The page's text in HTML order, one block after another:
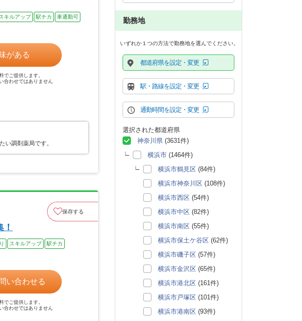
キルアップ 駅チカ
車通勤可
がある
でご提供します。
合わせではありません
い調剤薬局です。
保存する
スキルアップ
駅チカ
い合わせる
でご提供します。
合わせではありません
勤務地
いずれか１つの方法で勤務地を選んでください。
都道府県を設定・変更
駅・路線を設定・変更
通勤時間を設定・変更
選択された都道府県
神奈川県 (3631件)
横浜市 (1464件)
横浜市鶴見区 (84件)
横浜市神奈川区 (108件)
横浜市西区 (54件)
横浜市中区 (82件)
横浜市南区 (55件)
横浜市保土ケ谷区 (62件)
横浜市磯子区 (57件)
横浜市金沢区 (65件)
横浜市港北区 (161件)
横浜市戸塚区 (101件)
横浜市港南区 (93件)